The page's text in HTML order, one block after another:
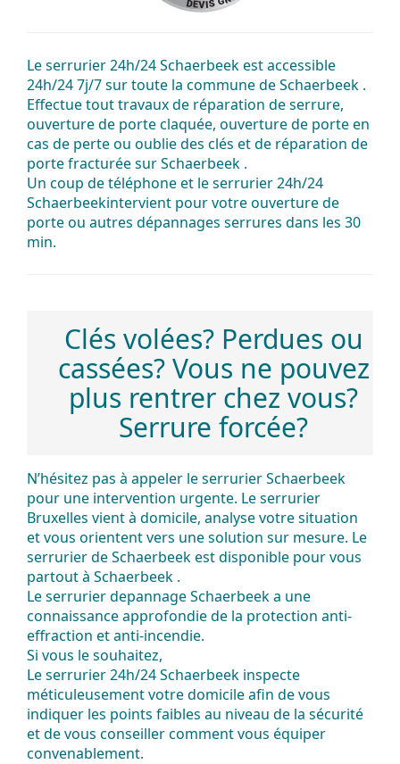
Leserrurier 24h/24 Schaerbeekest accessible
24h/24 7j/7 sur toute la commune de Schaerbeek .
Effectue touttravauxde réparation deserrure,
ouverturede porteclaquée, ouverture de porte en
cas de perteou oublie des clés et de réparation de
portefracturéesurSchaerbeek .
Un coup detéléphoneet le serrurier 24h/24
Schaerbeekintervient pour votreouverture de
porteou autres dépannages serrures dans les 30
min.
Clés volées? Perdues ou
cassées? Vous ne pouvez
plus rentrer chez vous?
Serrure forcée?
N’hésitez pas à appeler leserrurierSchaerbeek
pour une intervention urgente. Leserrurier
Bruxelles vient à domicile, analysevotresituation
et vous orientent vers unesolution sur mesure. Le
serrurier de Schaerbeek estdisponible pour vous
partout à Schaerbeek .
Le serrurier depannage Schaerbeek a une
connaissanceapprofondie de la protection anti-
effraction etanti-incendie.
Si vous le souhaitez,
Leserrurier 24h/24 Schaerbeek inspecte
méticuleusement votre domicile afin de vous
indiquer les points faibles au niveau de la sécurité
et de vous conseillercomment vous équiper
convenablement.